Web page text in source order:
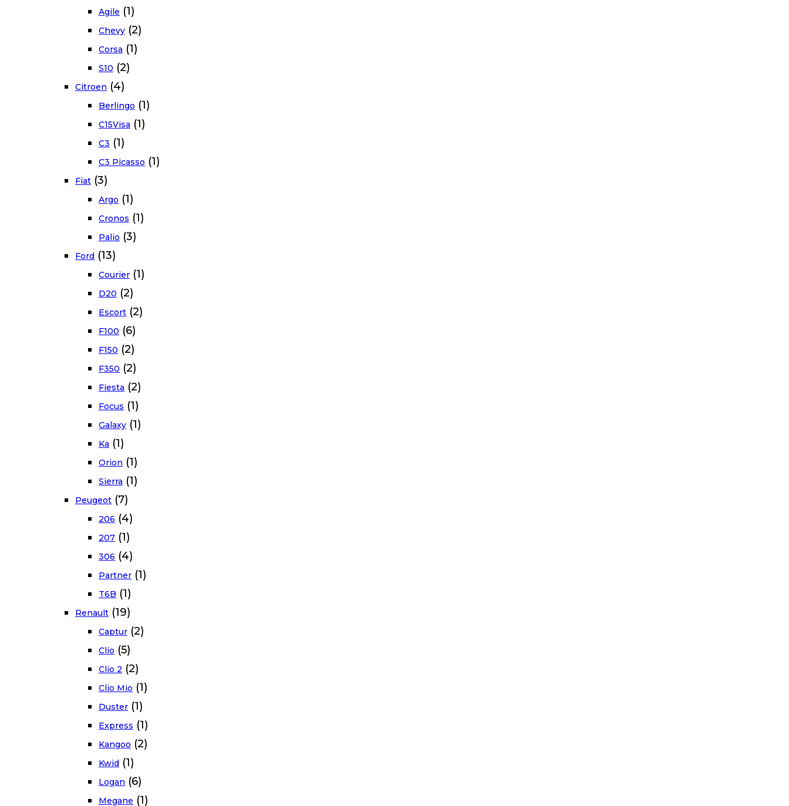
Agile (1)
Chevy (2)
Corsa (1)
S10 (2)
Citroen (4)
Berlingo (1)
C15Visa (1)
C3 (1)
C3 Picasso (1)
Fiat (3)
Argo (1)
Cronos (1)
Palio (3)
Ford (13)
Courier (1)
D20 (2)
Escort (2)
F100 (6)
F150 (2)
F350 (2)
Fiesta (2)
Focus (1)
Galaxy (1)
Ka (1)
Orion (1)
Sierra (1)
Peugeot (7)
206 (4)
207 (1)
306 (4)
Partner (1)
T6B (1)
Renault (19)
Captur (2)
Clio (5)
Clio 2 (2)
Clio Mio (1)
Duster (1)
Express (1)
Kangoo (2)
Kwid (1)
Logan (6)
Megane (1)